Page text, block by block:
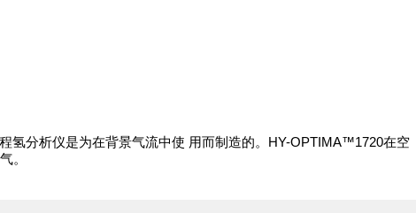
氢分析仪是为在背景气流中使 用而制造的。HY-OPTIMA™1720在空
。